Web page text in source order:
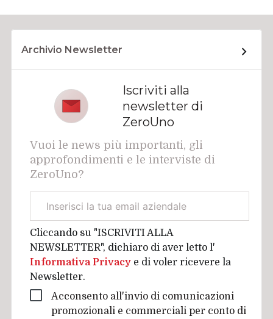
Archivio Newsletter
Iscriviti alla
newsletter di
ZeroUno
Vuoi le news più importanti, gli
approfondimenti e le interviste di
ZeroUno?
aziendale
Cliccando su "ISCRIVITI ALLA
NEWSLETTER", dichiaro di aver letto l'
Informativa Privacy e di voler ricevere la
Newsletter.
Acconsento all'invio di comunicazioni
promozionali e commerciali per conto di